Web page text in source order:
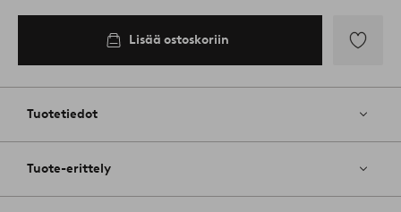
Lisää ostoskoriin
Tuotetiedot
Tuote-erittely